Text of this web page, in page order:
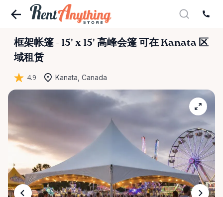
框架帐篷 - 15' x 15' 高峰会篷 可在 Kanata 区
域租赁
4.9 Kanata, Canada